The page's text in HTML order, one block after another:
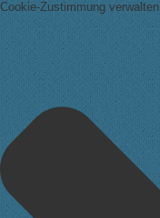
Cookie-Zustimmung verwalten